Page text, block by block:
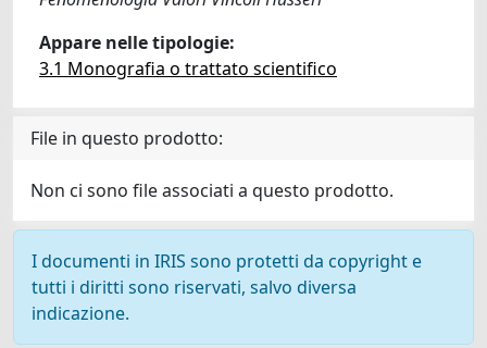
Appare nelle tipologie:
3.1 Monografia o trattato scientifico
File in questo prodotto:
Non ci sono file associati a questo prodotto.
I documenti in IRIS sono protetti da copyright e
tutti i diritti sono riservati, salvo diversa
indicazione.